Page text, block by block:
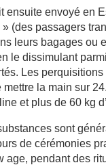
ensuite envoyé en
(des passagers
leurs bagages ou
le dissimulant
Les perquisitions
mettre la main sur
et plus de 60 kg
sont
de cérémonies
age, pendant des